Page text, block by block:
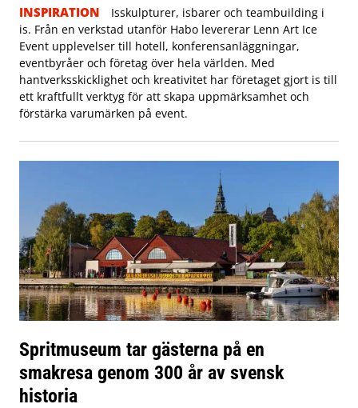
INSPIRATION
Isskulpturer, isbarer och teambuilding i
is. Från en verkstad utanför Habo levererar Lenn Art Ice
Event upplevelser till hotell, konferensanläggningar,
eventbyråer och företag över hela världen. Med
hantverksskicklighet och kreativitet har företaget gjort is till
ett kraftfullt verktyg för att skapa uppmärksamhet och
förstärka varumärken på event.
Spritmuseum tar gästerna på en
smakresa genom 300 år av svensk
historia